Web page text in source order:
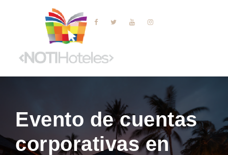
Evento de cuentas
corporativas en